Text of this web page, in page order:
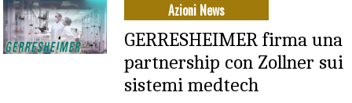
Azioni News
GERRESHEIMER firma una
partnership con Zollner sui
sistemi medtech